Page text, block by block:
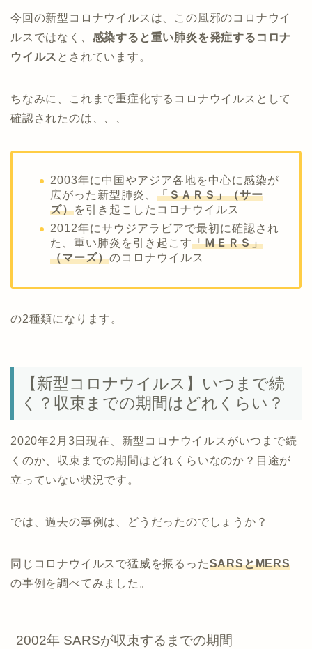
今回の新型コロナウイルスは、この風邪のコロナウイ
ルスではなく、 感染すると重い肺炎を発症するコロナ
ウイルス とされています。
ちなみに、これまで重症化するコロナウイルスとして
確認されたのは、、、
2003年に中国やアジア各地を中心に感染が
広がった新型肺炎、 「ＳＡＲＳ」（サー
ズ）を引き起こしたコロナウイルス
2012年にサウジアラビアで最初に確認され
た、重い肺炎を引き起こす「ＭＥＲＳ」
（マーズ）のコロナウイルス
の2種類になります。
【新型コロナウイルス】いつまで続
く？収束までの期間はどれくらい？
2020年2月3日現在、新型コロナウイルスがいつまで続
くのか、収束までの期間はどれくらいなのか？目途が
立っていない状況です。
では、過去の事例は、どうだったのでしょうか？
同じコロナウイルスで猛威を振るったSARSとMERS
の事例を調べてみました。
2002年 SARSが収束するまでの期間